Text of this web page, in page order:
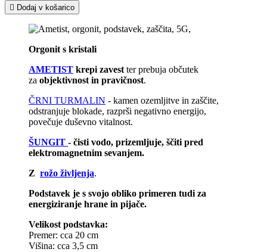
 Dodaj v košarico
Orgonit s kristali
AMETIST krepi zavest ter prebuja občutek
za objektivnost in pravičnost.
ČRNI TURMALIN - kamen ozemljitve in zaščite,
odstranjuje blokade, razprši negativno energijo,
povečuje duševno vitalnost.
ŠUNGIT - čisti vodo, prizemljuje, ščiti pred
elektromagnetnim sevanjem.
Z rožo življenja.
Podstavek je s svojo obliko primeren tudi za
energiziranje hrane in pijače.
Velikost podstavka:
Premer: cca 20 cm
Višina: cca 3,5 cm